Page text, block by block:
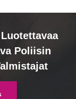
Poliisin